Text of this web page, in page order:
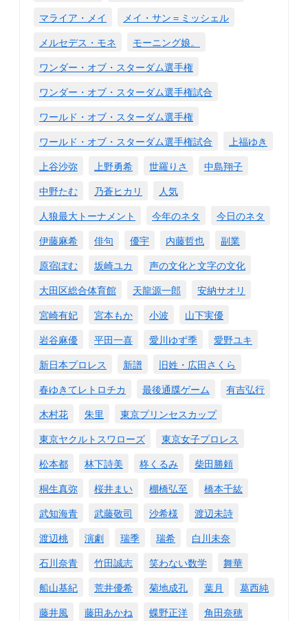
マライア・メイ
メイ・サン＝ミッシェル
メルセデス・モネ
モーニング娘。
ワンダー・オブ・スターダム選手権
ワンダー・オブ・スターダム選手権試合
ワールド・オブ・スターダム選手権
ワールド・オブ・スターダム選手権試合
上福ゆき
上谷沙弥
上野勇希 世羅りさ
中島翔子
中野たむ
乃蒼ヒカリ
人気
人狼最大トーナメント
今年のネタ
今日のネタ
伊藤麻希
俳句 優宇 内藤哲也
副業
原宿ぽむ
坂崎ユカ
声の文化と文字の文化
大田区総合体育館
天龍源一郎
安納サオリ
宮崎有妃
宮本もか 小波
山下実優
岩谷麻優
平田一喜 愛川ゆず季
愛野ユキ
新日本プロレス
新譜
旧姓・広田さくら
春ゆきてレトロチカ
最後通牒ゲーム
有吉弘行
木村花
朱里
東京プリンセスカップ
東京ヤクルトスワローズ
東京女子プロレス
松本都
林下詩美 柊くるみ
柴田勝頼
桐生真弥
桜井まい 棚橋弘至
橋本千紘
武知海青
武藤敬司 沙希様
渡辺未詩
渡辺桃
演劇 瑞季 瑞希
白川未奈
石川奈青
竹田誠志 笑わない数学
舞華
船山基紀
荒井優希 菊地成孔 葉月
葛西純
藤井風
藤田あかね 蝶野正洋 角田奈穂